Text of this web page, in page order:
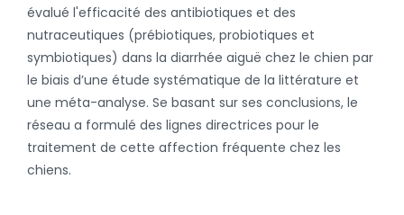
évalué l'efficacité des antibiotiques et des
nutraceutiques (prébiotiques, probiotiques et
symbiotiques) dans la diarrhée aiguë chez le chien par
le biais d’une étude systématique de la littérature et
une méta-analyse. Se basant sur ses conclusions, le
réseau a formulé des lignes directrices pour le
traitement de cette affection fréquente chez les
chiens.